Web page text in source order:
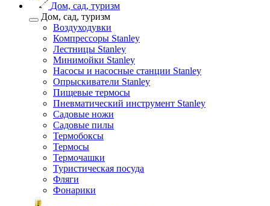
Дом, сад, туризм
Дом, сад, туризм
Воздуходувки
Компрессоры Stanley
Лестницы Stanley
Минимойки Stanley
Насосы и насосные станции Stanley
Опрыскиватели Stanley
Пищевые термосы
Пневматический инструмент Stanley
Садовые ножи
Садовые пилы
Термобоксы
Термосы
Термочашки
Туристическая посуда
Фляги
Фонарики